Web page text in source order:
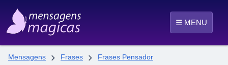
☰ MENU
Mensagens  Frases  Frases Pensador